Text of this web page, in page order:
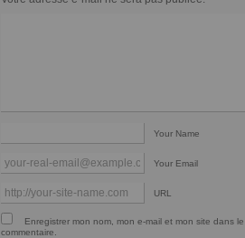
Your Name
Your Email
URL
Enregistrer mon nom, mon e-mail et mon site dans
commentaire.